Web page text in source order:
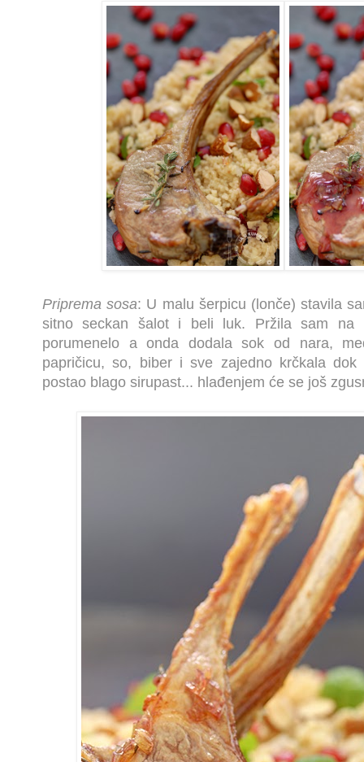
Priprema sosa: U malu šerpicu (lonče) stavila
sitno seckan šalot i beli luk. Pržila sam na
porumenelo a onda dodala sok od nara,
papričicu, so, biber i sve zajedno krčkala
postao blago sirupast... hlađenjem će se još